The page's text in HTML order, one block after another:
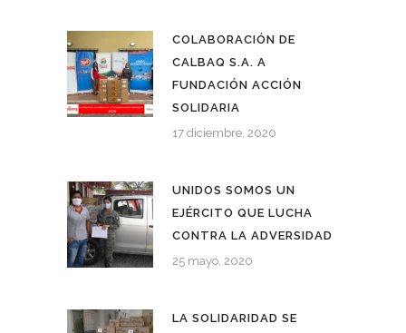
COLABORACIÓN DE
CALBAQ S.A. A
FUNDACIÓN ACCIÓN
SOLIDARIA
17 diciembre, 2020
UNIDOS SOMOS UN
EJÉRCITO QUE LUCHA
CONTRA LA ADVERSIDAD
25 mayo, 2020
LA SOLIDARIDAD SE